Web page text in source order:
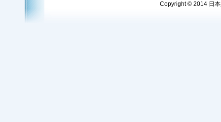
Copyright © 2014 日